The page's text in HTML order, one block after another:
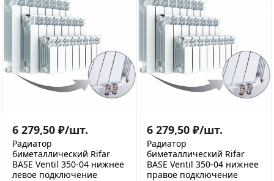
6 279,50 ₽/шт.
Радиатор
биметаллический Rifar
BASE Ventil 350-04 нижнее
левое подключение
6 279,50 ₽/шт.
Радиатор
биметаллический Rifar
BASE Ventil 350-04 нижнее
правое подключение